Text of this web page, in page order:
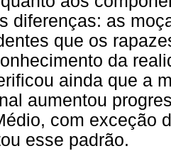
diferenças: as
que os
da
ainda que a
aumentou
com exceção
esse padrão.